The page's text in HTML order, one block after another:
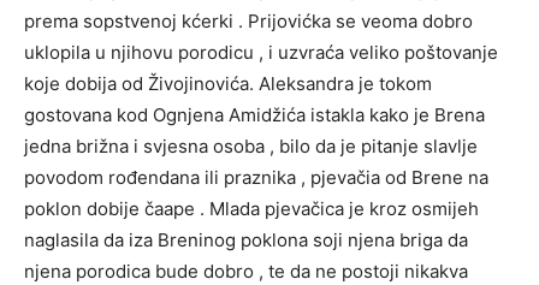
prema sopstvenoj kćerki . Prijovićka se veoma dobro
uklopila u njihovu porodicu , i uzvraća veliko poštovanje
koje dobija od Živojinovića. Aleksandra je tokom
gostovana kod Ognjena Amidžića istakla kako je Brena
jedna brižna i svjesna osoba , bilo da je pitanje slavlje
povodom rođendana ili praznika , pjevačia od Brene na
poklon dobije čaape . Mlada pjevačica je kroz osmijeh
naglasila da iza Breninog poklona soji njena briga da
njena porodica bude dobro , te da ne postoji nikakva